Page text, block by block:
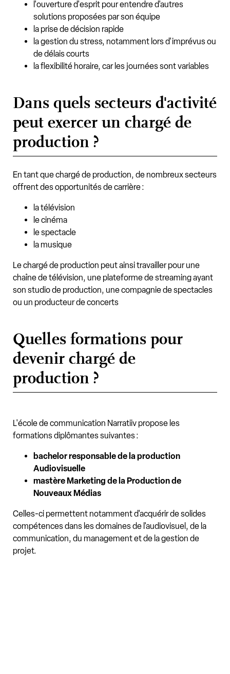
l'ouverture d'esprit pour entendre d'autres
solutions proposées par son équipe
la prise de décision rapide
la gestion du stress, notamment lors d'imprévus ou
de délais courts
la flexibilité horaire, car les journées sont variables
Dans quels secteurs d'activité
peut exercer un chargé de
production ?
En tant que chargé de production, de nombreux secteurs
offrent des opportunités de carrière :
la télévision
le cinéma
le spectacle
la musique
Le chargé de production peut ainsi travailler pour une
chaîne de télévision, une plateforme de streaming ayant
son studio de production, une compagnie de spectacles
ou un producteur de concerts
Quelles formations pour
devenir chargé de
production ?
L'école de communication Narratiiv propose les
formations diplômantes suivantes :
bachelor responsable de la production
Audiovisuelle
mastère Marketing de la Production de
Nouveaux Médias
Celles-ci permettent notamment d'acquérir de solides
compétences dans les domaines de l'audiovisuel, de la
communication, du management et de la gestion de
projet.